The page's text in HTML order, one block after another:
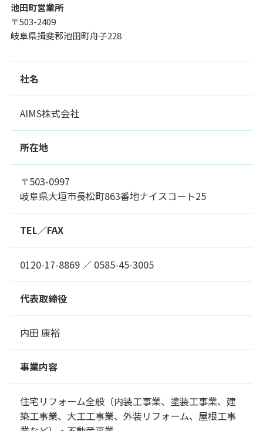
池田町営業所
〒503-2409
岐阜県揖斐郡池田町舟子228
社名
AIMS株式会社
所在地
〒503-0997
岐阜県大垣市長松町863番地ナイスコート25
TEL／FAX
0120-17-8869 ／ 0585-45-3005
代表取締役
内田 康裕
事業内容
住宅リフォーム全般（内装工事業、塗装工事業、建
築工事業、大工工事業、外装リフォーム、屋根工事